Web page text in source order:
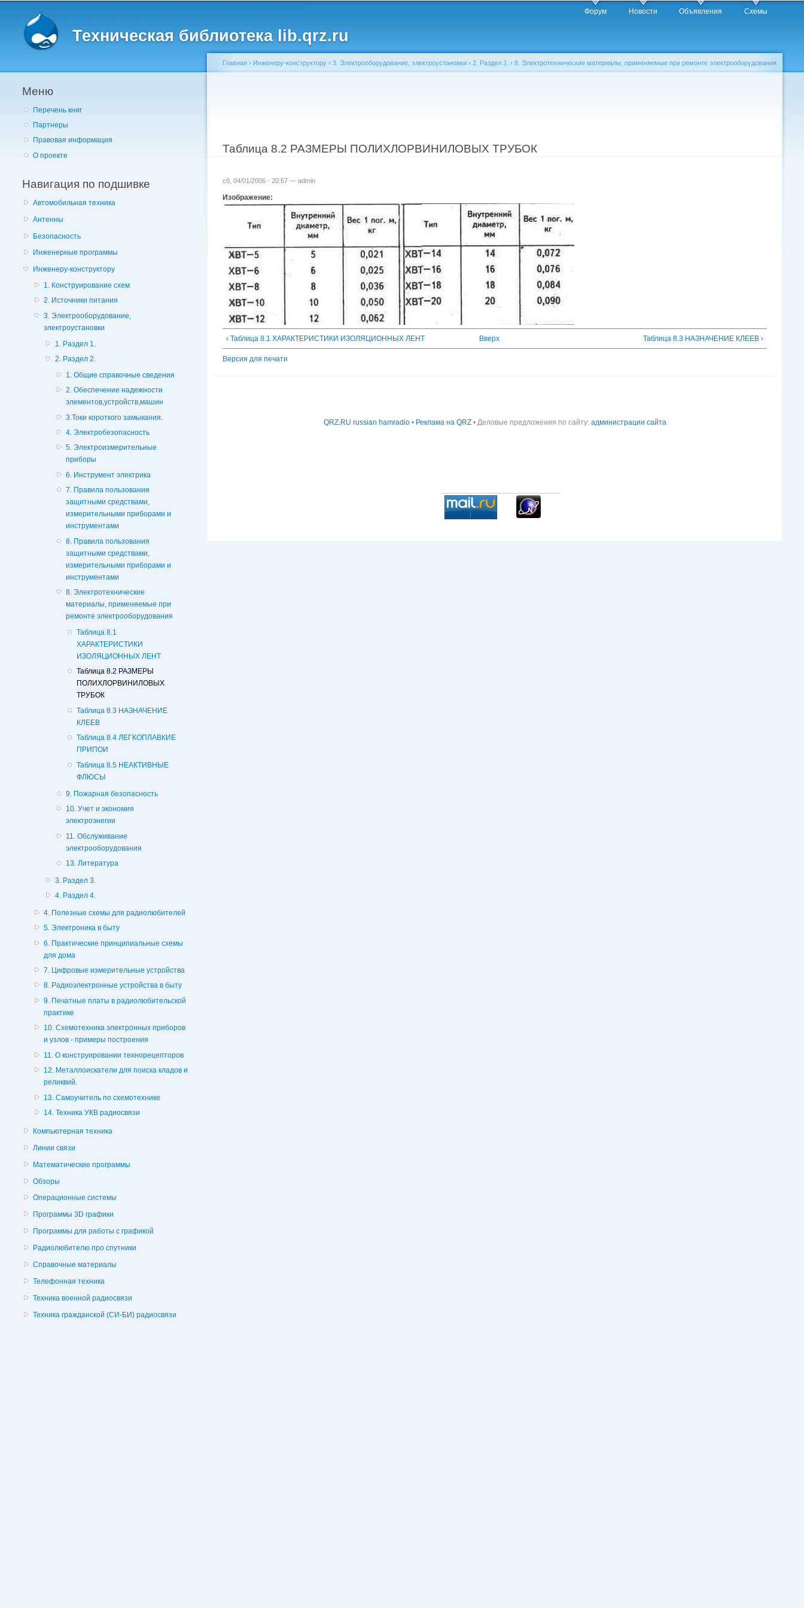
Техническая библиотека lib.qrz.ru
Форум Новости Объявления Схемы
Меню
Перечень книг
Партнеры
Правовая информация
О проекте
Навигация по подшивке
Автомобильная техника
Антенны
Безопасность
Инженерные программы
Инженеру-конструктору
1. Конструирование схем
2. Источники питания
3. Электрооборудование,
электроустановки
1. Раздел 1.
2. Раздел 2.
1. Общие справочные сведения
2. Обеспечение надежности
элементов,устройств,машин
3.Токи короткого замыкания.
4. Электробезопасность
5. Электроизмерительные
приборы
6. Инструмент электрика
7. Правила пользования
защитными средствами,
измерительными приборами и
инcтрументами
8. Правила пользования
защитными средствами,
измерительными приборами и
инcтрументами
8. Электротехнические
материалы, применяемые при
ремонте электрооборудования
Таблица 8.1
ХАРАКТЕРИСТИКИ
ИЗОЛЯЦИОННЫХ ЛЕНТ
Таблица 8.2 РАЗМЕРЫ
ПОЛИХЛОРВИНИЛОВЫХ
ТРУБОК
Таблица 8.3 НАЗНАЧЕНИЕ
КЛЕЕВ
Таблица 8.4 ЛЕГКОПЛАВКИЕ
ПРИПОИ
Таблица 8.5 НЕАКТИВНЫЕ
ФЛЮСЫ
9. Пожарная безопасность
10. Учет и экономия
электроэнегии
11. Обслуживание
электрооборудования
13. Литература
3. Раздел 3.
4. Раздел 4.
4. Полезные схемы для радиолюбителей
5. Электроника в быту
6. Практические принципиальные схемы
для дома
7. Цифровые измерительные устройства
8. Радиоэлектронные устройства в быту
9. Печатные платы в радиолюбительской
практике
10. Схемотехника электронных приборов
и узлов - примеры построения
11. О конструировании технорецепторов
12. Металлоискатели для поиска кладов и
реликвий.
13. Самоучитель по схемотехнике
14. Техника УКВ радиосвязи
Компьютерная техника
Линии связи
Математические программы
Обзоры
Операционные системы
Программы 3D графики
Программы для работы с графикой
Радиолюбителю про спутники
Справочные материалы
Телефонная техника
Техника военной радиосвязи
Техника гражданской (СИ-БИ) радиосвязи
Главная › Инженеру-конструктору › 3. Электрооборудование, электроустановки › 2. Раздел 2. › 8. Электротехнические материалы, применяемые при ремонте электрооборудования
Таблица 8.2 РАЗМЕРЫ ПОЛИХЛОРВИНИЛОВЫХ ТРУБОК
сб, 04/01/2006 - 20:57 — admin
Изображение:
‹ Таблица 8.1 ХАРАКТЕРИСТИКИ ИЗОЛЯЦИОННЫХ ЛЕНТ Вверх Таблица 8.3 НАЗНАЧЕНИЕ КЛЕЕВ ›
Версия для печати
QRZ.RU russian hamradio• Реклама на QRZ• Деловые предложения по сайту: администрации сайта